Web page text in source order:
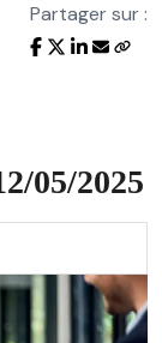
Partager sur :
05/2025